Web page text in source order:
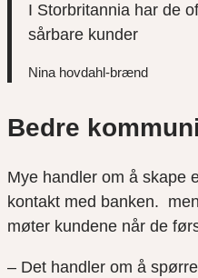
I Storbritannia har de
sårbare kunder
Nina hovdahl-brænd
Bedre
Mye handler om å skape
kontakt med banken.
møter kundene når de
– Det handler om å